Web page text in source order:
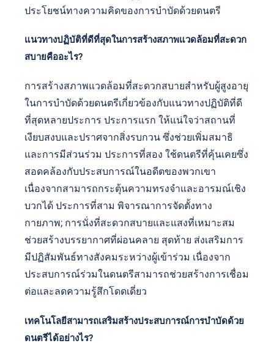
ประโยชน์ทางความคิดของการบำบัดด้วยดนตรี
แนวทางปฏิบัติที่ดีที่สุดในการสร้างสภาพแวดล้อมที่สะดวก
สบายคืออะไร?
การสร้างสภาพแวดล้อมที่สะดวกสบายสำหรับผู้สูงอายุ
ในการบำบัดด้วยดนตรีเกี่ยวข้องกับแนวทางปฏิบัติที่ดี
ที่สุดหลายประการ ประการแรก ให้แน่ใจว่าสถานที่
เงียบสงบและปราศจากสิ่งรบกวน ซึ่งช่วยเพิ่มสมาธิ
และการมีส่วนร่วม ประการที่สอง ใช้ดนตรีที่คุ้นเคยซึ่ง
สอดคล้องกับประสบการณ์ในอดีตของพวกเขา
เนื่องจากสามารถกระตุ้นความทรงจำและอารมณ์เชิง
บวกได้ ประการที่สาม พิจารณาการจัดตั้งทาง
กายภาพ; การนั่งที่สะดวกสบายและแสงที่เหมาะสม
ช่วยสร้างบรรยากาศที่ผ่อนคลาย สุดท้าย ส่งเสริมการ
มีปฏิสัมพันธ์ทางสังคมระหว่างผู้เข้าร่วม เนื่องจาก
ประสบการณ์ร่วมในดนตรีสามารถช่วยสร้างการเชื่อม
ต่อและลดความรู้สึกโดดเดี่ยว
เทคโนโลยีสามารถเสริมสร้างประสบการณ์การบำบัดด้วย
ดนตรีได้อย่างไร?